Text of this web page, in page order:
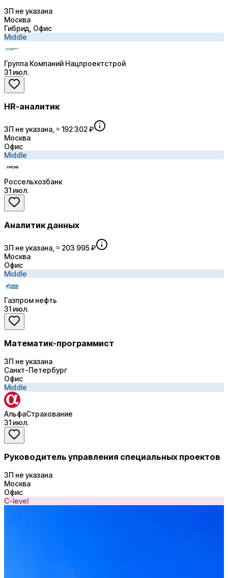
ЗП не указана
Москва
Гибрид, Офис
Middle
Группа Компаний Нацпроектстрой
31 июл.
HR-аналитик
ЗП не указана, ≈ 192 302 ₽
Москва
Офис
Middle
Россельхозбанк
31 июл.
Аналитик данных
ЗП не указана, ≈ 203 995 ₽
Москва
Офис
Middle
Газпром нефть
31 июл.
Математик-программист
ЗП не указана
Санкт-Петербург
Офис
Middle
АльфаСтрахование
31 июл.
Руководитель управления специальных проектов
ЗП не указана
Москва
Офис
C-level